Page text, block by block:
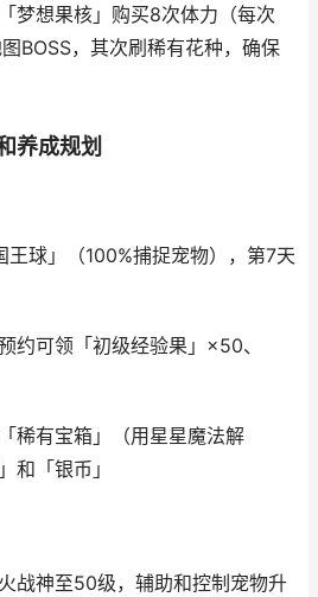
梦想果核」购买8次体力（每次
BOSS，其次刷稀有花种，确保
养成规划
球」（100%捕捉宠物），第7天
约可领「初级经验果」×50、
稀有宝箱」（用星星魔法解
和「银币」
战神至50级，辅助和控制宠物升